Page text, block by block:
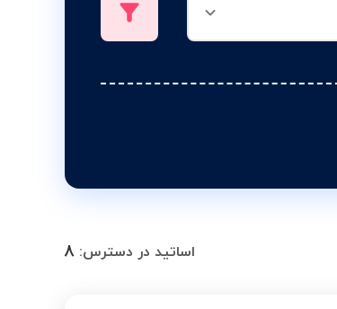
اساتید در دسترس: 8